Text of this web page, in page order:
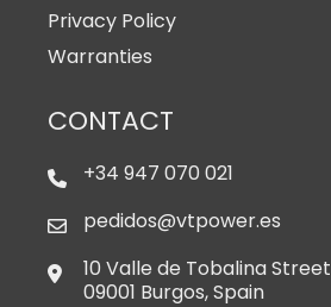
Privacy Policy
Warranties
CONTACT
+34 947 070 021
pedidos@vtpower.es
10 Valle de Tobalina Street
09001 Burgos, Spain